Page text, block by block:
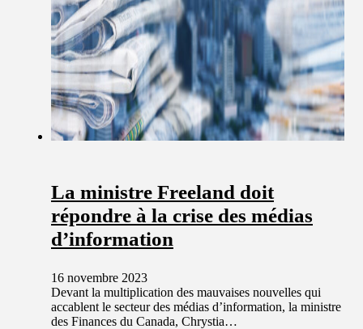
La ministre Freeland doit
répondre à la crise des médias
d’information
16 novembre 2023
Devant la multiplication des mauvaises nouvelles qui
accablent le secteur des médias d’information, la ministre
des Finances du Canada, Chrystia…